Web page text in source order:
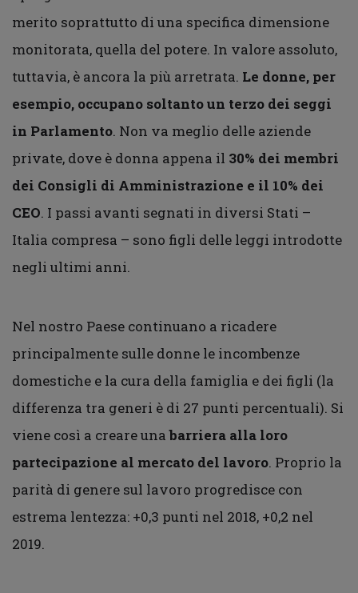
merito soprattutto di una specifica dimensione
monitorata, quella del potere. In valore assoluto,
tuttavia, è ancora la più arretrata. Le donne, per
esempio, occupano soltanto un terzo dei seggi
in Parlamento. Non va meglio delle aziende
private, dove è donna appena il 30% dei membri
dei Consigli di Amministrazione e il 10% dei
CEO. I passi avanti segnati in diversi Stati –
Italia compresa – sono figli delle leggi introdotte
negli ultimi anni.
Nel nostro Paese continuano a ricadere
principalmente sulle donne le incombenze
domestiche e la cura della famiglia e dei figli (la
differenza tra generi è di 27 punti percentuali). Si
viene così a creare unabarriera alla loro
partecipazione al mercato del lavoro. Proprio la
parità di genere sul lavoro progredisce con
estrema lentezza: +0,3 punti nel 2018, +0,2 nel
2019.